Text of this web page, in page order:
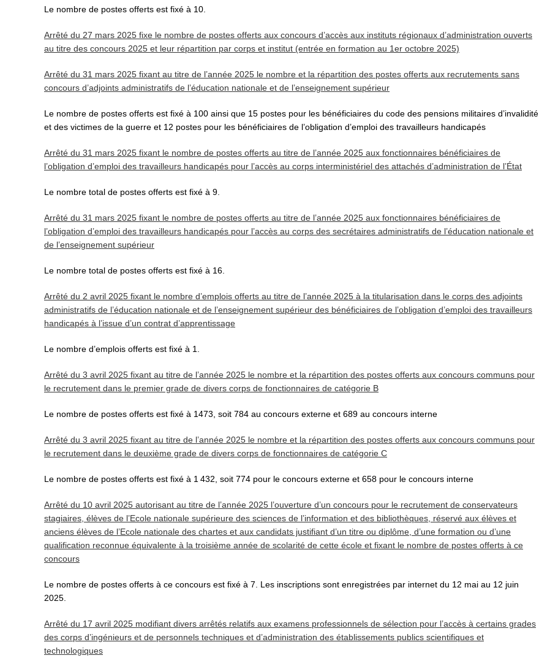
Le nombre de postes offerts est fixé à 10.
Arrêté du 27 mars 2025 fixe le nombre de postes offerts aux concours d’accès aux instituts régionaux d’administration ouverts
au titre des concours 2025 et leur répartition par corps et institut (entrée en formation au 1er octobre 2025)
Arrêté du 31 mars 2025 fixant au titre de l’année 2025 le nombre et la répartition des postes offerts aux recrutements sans
concours d’adjoints administratifs de l’éducation nationale et de l’enseignement supérieur
Le nombre de postes offerts est fixé à 100 ainsi que 15 postes pour les bénéficiaires du code des pensions militaires d’invalidité
et des victimes de la guerre et 12 postes pour les bénéficiaires de l’obligation d’emploi des travailleurs handicapés
Arrêté du 31 mars 2025 fixant le nombre de postes offerts au titre de l’année 2025 aux fonctionnaires bénéficiaires de
l’obligation d’emploi des travailleurs handicapés pour l’accès au corps interministériel des attachés d’administration de l’État
Le nombre total de postes offerts est fixé à 9.
Arrêté du 31 mars 2025 fixant le nombre de postes offerts au titre de l’année 2025 aux fonctionnaires bénéficiaires de
l’obligation d’emploi des travailleurs handicapés pour l’accès au corps des secrétaires administratifs de l’éducation nationale et
de l’enseignement supérieur
Le nombre total de postes offerts est fixé à 16.
Arrêté du 2 avril 2025 fixant le nombre d’emplois offerts au titre de l’année 2025 à la titularisation dans le corps des adjoints
administratifs de l’éducation nationale et de l’enseignement supérieur des bénéficiaires de l’obligation d’emploi des travailleurs
handicapés à l’issue d’un contrat d’apprentissage
Le nombre d’emplois offerts est fixé à 1.
Arrêté du 3 avril 2025 fixant au titre de l’année 2025 le nombre et la répartition des postes offerts aux concours communs pour
le recrutement dans le premier grade de divers corps de fonctionnaires de catégorie B
Le nombre de postes offerts est fixé à 1473, soit 784 au concours externe et 689 au concours interne
Arrêté du 3 avril 2025 fixant au titre de l’année 2025 le nombre et la répartition des postes offerts aux concours communs pour
le recrutement dans le deuxième grade de divers corps de fonctionnaires de catégorie C
Le nombre de postes offerts est fixé à 1 432, soit 774 pour le concours externe et 658 pour le concours interne
Arrêté du 10 avril 2025 autorisant au titre de l’année 2025 l’ouverture d’un concours pour le recrutement de conservateurs
stagiaires, élèves de l’Ecole nationale supérieure des sciences de l’information et des bibliothèques, réservé aux élèves et
anciens élèves de l’Ecole nationale des chartes et aux candidats justifiant d’un titre ou diplôme, d’une formation ou d’une
qualification reconnue équivalente à la troisième année de scolarité de cette école et fixant le nombre de postes offerts à ce
concours
Le nombre de postes offerts à ce concours est fixé à 7. Les inscriptions sont enregistrées par internet du 12 mai au 12 juin
2025.
Arrêté du 17 avril 2025 modifiant divers arrêtés relatifs aux examens professionnels de sélection pour l’accès à certains grades
des corps d’ingénieurs et de personnels techniques et d’administration des établissements publics scientifiques et
technologiques